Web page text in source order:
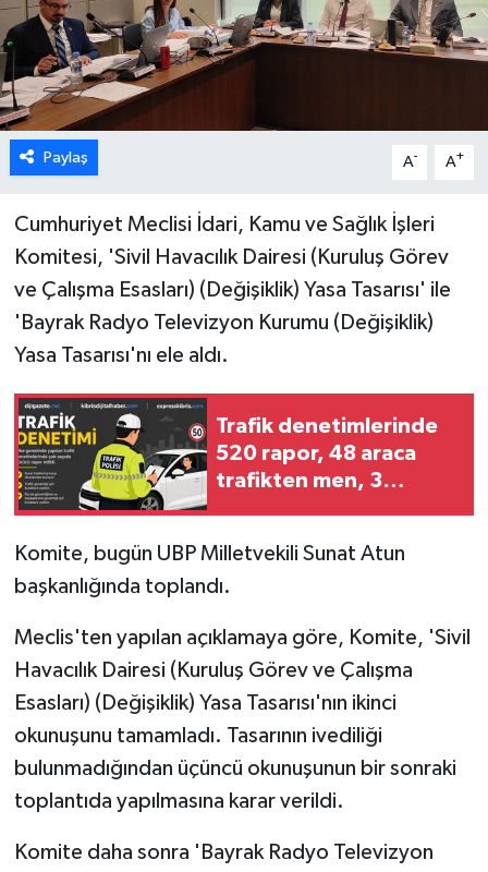
Paylaş A- A+
Cumhuriyet Meclisi İdari, Kamu ve Sağlık İşleri
Komitesi, 'Sivil Havacılık Dairesi (Kuruluş Görev
ve Çalışma Esasları) (Değişiklik) Yasa Tasarısı' ile
'Bayrak Radyo Televizyon Kurumu (Değişiklik)
Yasa Tasarısı'nı ele aldı.
Trafik denetimlerinde
520 rapor, 48 araca
trafikten men, 3
Komite, bugün UBP Milletvekili Sunat Atun
başkanlığında toplandı.
Meclis'ten yapılan açıklamaya göre, Komite, 'Sivil
Havacılık Dairesi (Kuruluş Görev ve Çalışma
Esasları) (Değişiklik) Yasa Tasarısı'nın ikinci
okunuşunu tamamladı. Tasarının ivediliği
bulunmadığından üçüncü okunuşunun bir sonraki
toplantıda yapılmasına karar verildi.
Komite daha sonra 'Bayrak Radyo Televizyon
GÜNDEM
GÜNEY KIBRIS
İÇ HABERLER
LAPTA
LEFKOŞA
MAGAZİN
Nöbetçi Eczaneler
ÖZEL HABER
SİYASET
SPOR
TATLISU
TEKNOLOJİ
TİCARET